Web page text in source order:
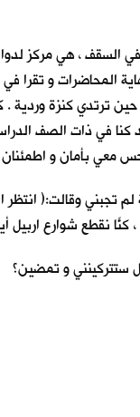
السقف ، هي مركز
المحاضرات و
حين ترتدي كنزة
كنا في ذات الصف
معي بأمان و
لم تجبني وقالت:(
نقطع شوارع اربيل
ستتركينني و تمضين؟